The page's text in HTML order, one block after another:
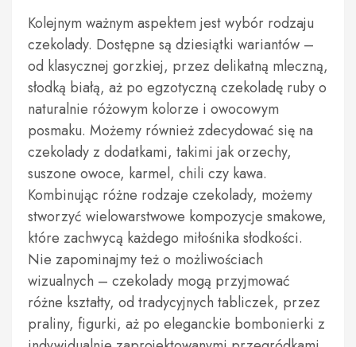
Kolejnym ważnym aspektem jest wybór rodzaju
czekolady. Dostępne są dziesiątki wariantów –
od klasycznej gorzkiej, przez delikatną mleczną,
słodką białą, aż po egzotyczną czekoladę ruby o
naturalnie różowym kolorze i owocowym
posmaku. Możemy również zdecydować się na
czekolady z dodatkami, takimi jak orzechy,
suszone owoce, karmel, chili czy kawa.
Kombinując różne rodzaje czekolady, możemy
stworzyć wielowarstwowe kompozycje smakowe,
które zachwycą każdego miłośnika słodkości.
Nie zapominajmy też o możliwościach
wizualnych – czekolady mogą przyjmować
różne kształty, od tradycyjnych tabliczek, przez
praliny, figurki, aż po eleganckie bombonierki z